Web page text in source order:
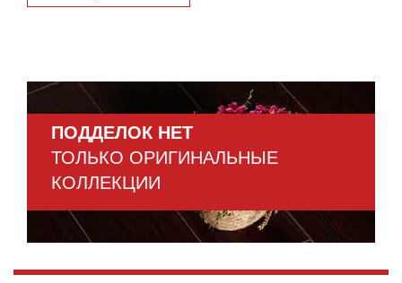
ПОДДЕЛОК НЕТ
ТОЛЬКО ОРИГИНАЛЬНЫЕ
КОЛЛЕКЦИИ